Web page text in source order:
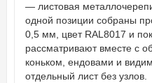
— листовая
одной позиции собраны
0,5 мм, цвет RAL8017 и
рассматривают вместе с
коньком, ендовами и
отдельный лист без узлов.